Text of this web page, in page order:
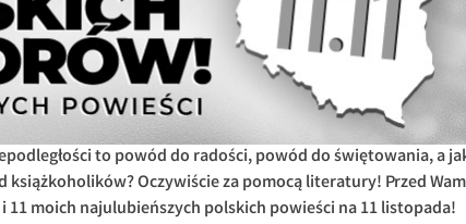
to powód do radości, powód do świętowania, a
Oczywiście za pomocą literatury! Przed
11 moich najulubieńszych polskich powieści na 11 listopada!